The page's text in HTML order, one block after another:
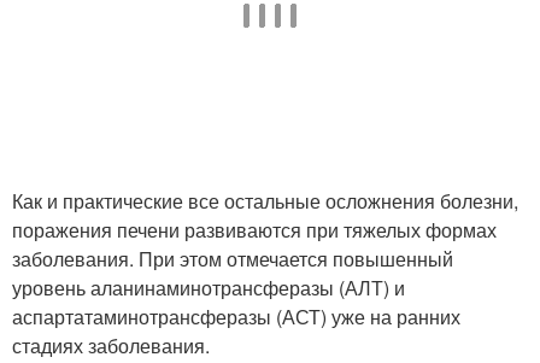
Как и практические все остальные осложнения болезни,
поражения печени развиваются при тяжелых формах
заболевания. При этом отмечается повышенный
уровень аланинаминотрансферазы (АЛТ) и
аспартатаминотрансферазы (АСТ) уже на ранних
стадиях заболевания.